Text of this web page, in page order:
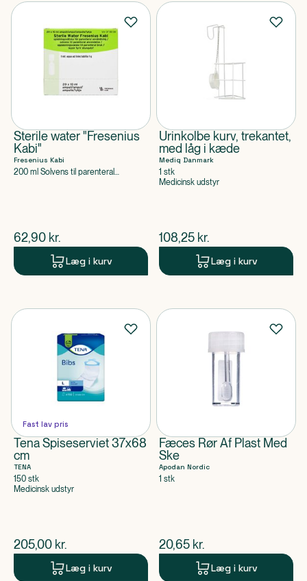
Sterile water "Fresenius
Kabi"
Fresenius Kabi
200 ml Solvens til parenteral
$nuværende pris
62,90 kr.
Læg i kurv
Urinkolbe kurv, trekantet,
med låg i kæde
Mediq Danmark
1 stk
Medicinsk udstyr
$nuværende pris
108,25 kr.
Læg i kurv
Fast lav pris
Tena Spiseserviet 37x68
cm
TENA
150 stk
Medicinsk udstyr
$nuværende pris
205,00 kr.
Læg i kurv
Fæces Rør Af Plast Med
Ske
Apodan Nordic
1 stk
$nuværende pris
20,65 kr.
Læg i kurv